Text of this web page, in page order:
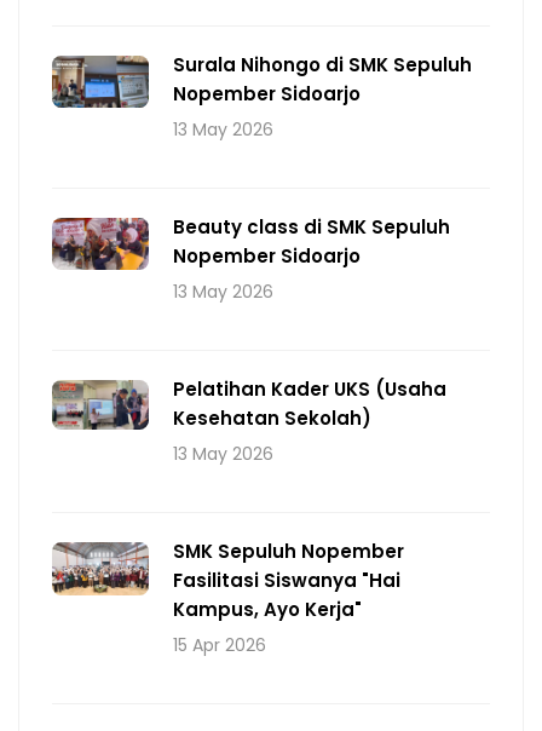
Surala Nihongo di SMK Sepuluh
Nopember Sidoarjo
13 May 2026
Beauty class di SMK Sepuluh
Nopember Sidoarjo
13 May 2026
Pelatihan Kader UKS (Usaha
Kesehatan Sekolah)
13 May 2026
SMK Sepuluh Nopember
Fasilitasi Siswanya "Hai
Kampus, Ayo Kerja"
15 Apr 2026